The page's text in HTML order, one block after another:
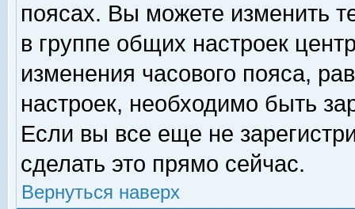
поясах. Вы можете изменить
в группе общих настроек
изменения часового пояса,
настроек, необходимо быть
Если вы все еще не
сделать это прямо сейчас.
Вернуться наверх